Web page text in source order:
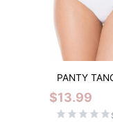
PANTY
$13.99